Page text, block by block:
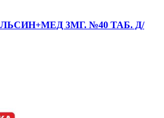
3МГ. №40 ТАБ. Д/